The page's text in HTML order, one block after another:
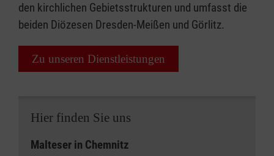
den kirchlichen Gebietsstrukturen und umfasst die
beiden Diözesen Dresden-Meißen und Görlitz.
Zu unseren Dienstleistungen
Hier finden Sie uns
Malteser in Chemnitz